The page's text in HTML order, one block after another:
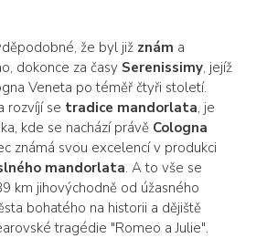
že byl již znám a
dokonce za časy Serenissimy, jejíž
Veneta po téměř čtyři století.
rozvíjí se tradice mandorlata, je
kde se nachází právě Cologna
známá svou excelencí v produkci
mandorlata. A to vše se
km jihovýchodně od úžasného
bohatého na historii a dějiště
tragédie "Romeo a Julie".